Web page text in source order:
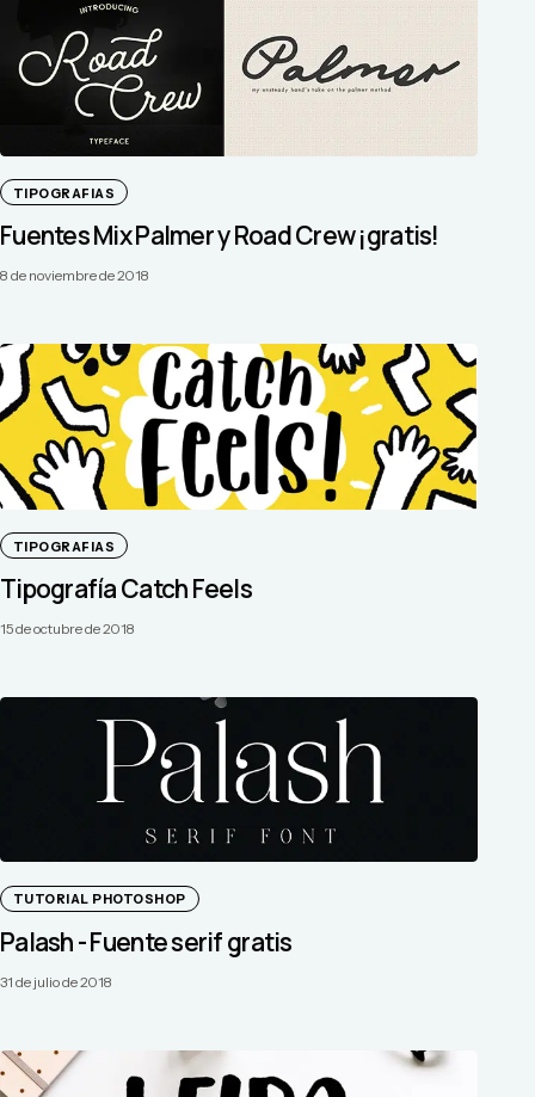
TIPOGRAFIAS
Fuentes Mix Palmer y Road Crew ¡gratis!
8 de noviembre de 2018
TIPOGRAFIAS
Tipografía Catch Feels
15 de octubre de 2018
TUTORIAL PHOTOSHOP
Palash - Fuente serif gratis
31 de julio de 2018